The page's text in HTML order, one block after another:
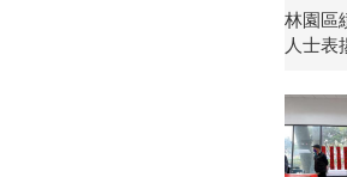
林園區
人士表